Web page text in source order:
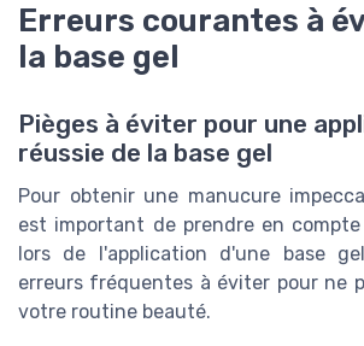
Erreurs courantes à
la base gel
Pièges à éviter pour une
réussie de la base gel
Pour obtenir une manucure
est important de prendre en
lors de l'application d'une base
erreurs fréquentes à éviter pour ne
votre routine beauté.